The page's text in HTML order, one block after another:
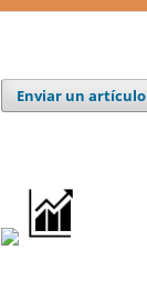
Enviar un artículo